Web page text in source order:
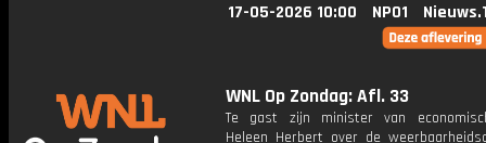
17-05-2026 10:00 NPO1
WNL Op Zondag: Afl. 33
Te gast zijn minister van
Heleen Herbert over de